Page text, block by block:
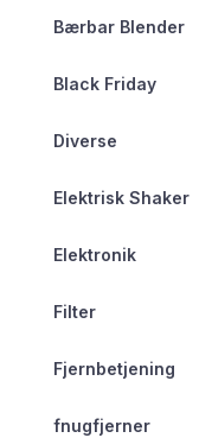
Bærbar Blender
Black Friday
Diverse
Elektrisk Shaker
Elektronik
Filter
Fjernbetjening
fnugfjerner